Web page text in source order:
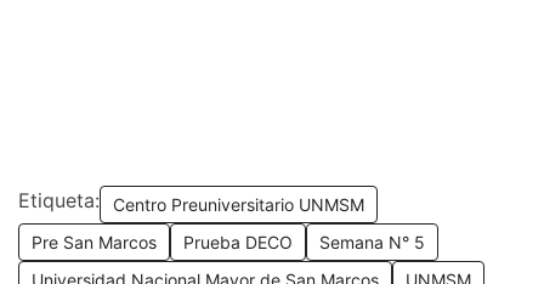
Etiqueta:
Centro Preuniversitario UNMSM
Pre San Marcos
Prueba DECO
Semana N° 5
Universidad Nacional Mayor de San Marcos
UNMSM